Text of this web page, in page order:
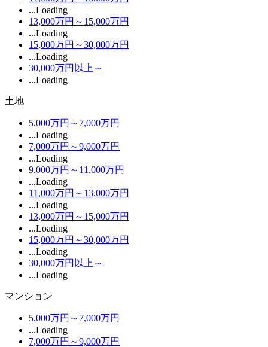
...Loading
13,000万円～15,000万円
...Loading
15,000万円～30,000万円
...Loading
30,000万円以上～
...Loading
土地
5,000万円～7,000万円
...Loading
7,000万円～9,000万円
...Loading
9,000万円～11,000万円
...Loading
11,000万円～13,000万円
...Loading
13,000万円～15,000万円
...Loading
15,000万円～30,000万円
...Loading
30,000万円以上～
...Loading
マンション
5,000万円～7,000万円
...Loading
7,000万円～9,000万円